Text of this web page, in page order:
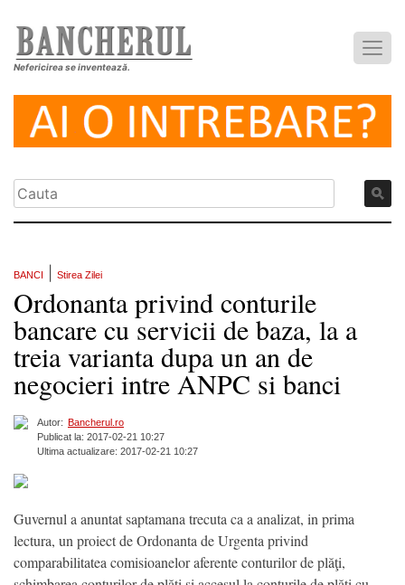
Nefericirea se inventează.
BANCI Stirea Zilei
Ordonanta privind conturile
bancare cu servicii de baza, la a
treia varianta dupa un an de
negocieri intre ANPC si banci
Autor: Bancherul.ro
Publicat la: 2017-02-21 10:27
Ultima actualizare: 2017-02-21 10:27
Guvernul a anuntat saptamana trecuta ca a analizat, in prima
lectura, un proiect de Ordonanta de Urgenta privind
comparabilitatea comisioanelor aferente conturilor de plăţi,